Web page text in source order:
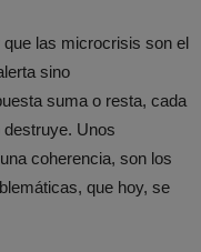
las microcrisis son el
sino
suma o resta, cada
Unos
coherencia, son los
que hoy, se